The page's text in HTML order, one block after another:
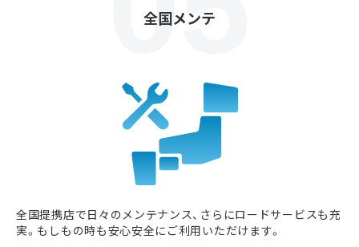
全国メンテ
全国提携店で日々のメンテナンス、さらにロードサービスも充
実。もしもの時も安心安全にご利用いただけます。